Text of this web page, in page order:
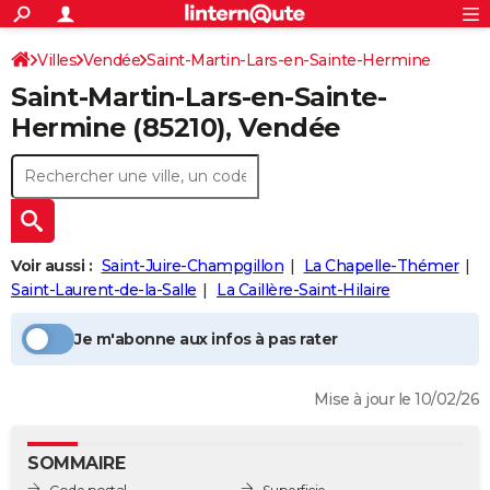
ACTUALITÉS
Politique
Société
Faits Divers
Education
Monde
Villes
+
SPORT
Coupe du monde 2026
Football
Tennis
Cyclisme
Rugby
Forum
Programme TV
TNT
Streaming
Cinéma
Sorties cinéma
Musique
+
FINANCE
Retraite
Impôts
Epargne
Immobilier
Risques naturels par ville
Banque
Assurance
Crédit
AUTO
Essais
Réserver un essai
Citadines
Berlines
SUV
Forum auto
+
HIGH-TECH
Mobiles
Meilleur smartphone
Internet
Ordinateurs
Jeux vidéo
Guide high-tech
+
BRICOLAGE
Forum
Aménagement intérieur
Extérieur
Cuisine
Salle de bains
Jardinage
Rangement
WEEK-END
Alimentation
Guide de la santé
Maladies
Médicaments
Sommeil
VOYAGE
Rechercher
S'inscrire
Connexion
Villes Vendée Saint-Martin-Lars-en-Sainte-Hermine
Saint-Martin-Lars-en-Sainte-
Hermine(85210), Vendée
Voir aussi : Saint-Juire-Champgillon
La Chapelle-Thémer
Saint-Laurent-de-la-Salle
La Caillère-Saint-Hilaire
Je m'abonne aux infos à pas rater
Mise à jour le 10/02/26
SOMMAIRE